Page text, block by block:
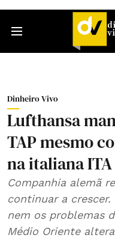
Dinheiro Vivo
Lufthansa
TAP mesmo
na italiana ITA
Companhia alemã
continuar a
nem os problemas
Médio Oriente